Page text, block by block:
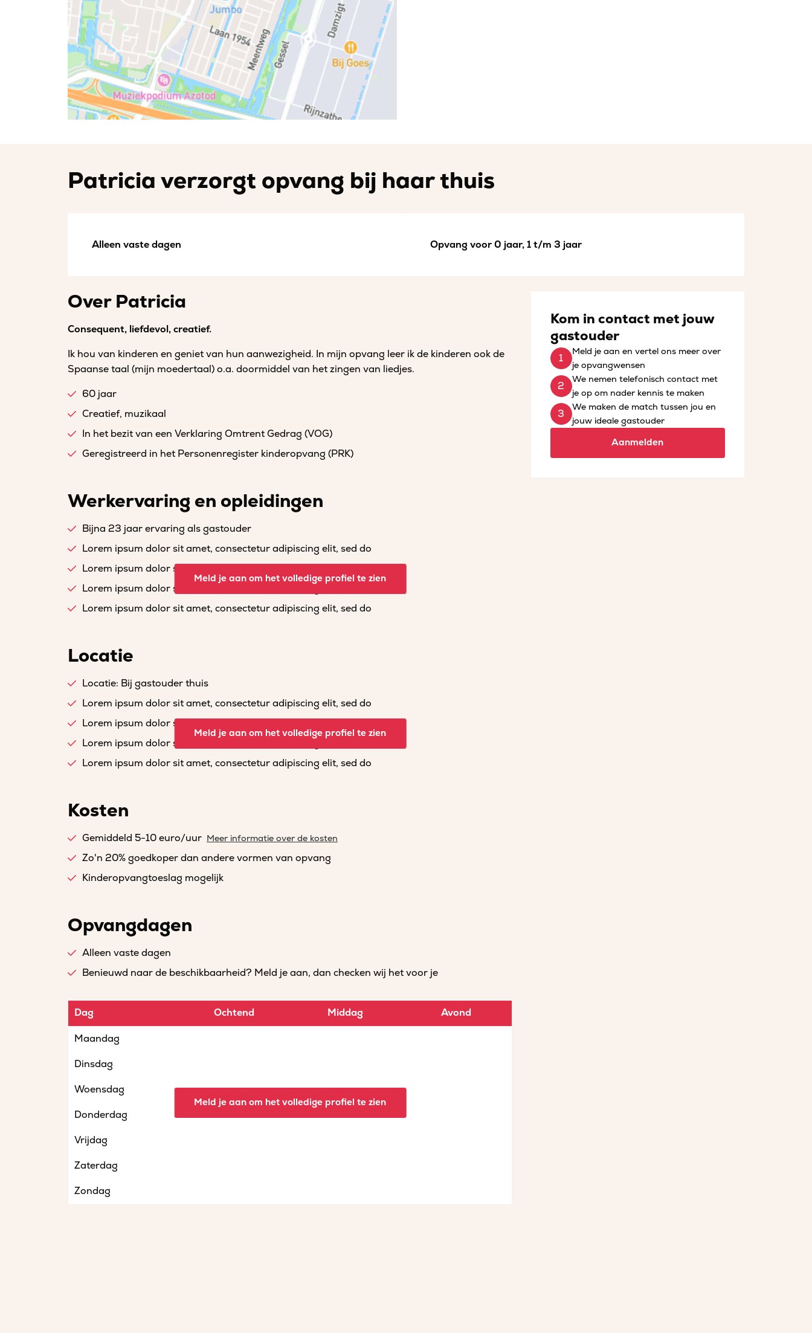
Patricia verzorgt opvang bij haar thuis
Alleen vaste dagen Opvang voor 0 jaar, 1 t/m 3 jaar
Over Patricia
Consequent, liefdevol, creatief.
Ik hou van kinderen en geniet van hun aanwezigheid. In mijn opvang leer ik de kinderen ook de
Spaanse taal (mijn moedertaal) o.a. doormiddel van het zingen van liedjes.
60 jaar
Creatief, muzikaal
In het bezit van een Verklaring Omtrent Gedrag (VOG)
Geregistreerd in het Personenregister kinderopvang (PRK)
Kom in contact met jouw
gastouder
Meld je aan en vertel ons meer over
je opvangwensen
We nemen telefonisch contact met
je op om nader kennis te maken
We maken de match tussen jou en
jouw ideale gastouder
Aanmelden
Werkervaring en opleidingen
Bijna 23 jaar ervaring als gastouder
Lorem ipsum dolor sit amet, consectetur adipiscing elit, sed do
Lorem ipsum dolor sit amet, consectetur adipiscing elit, sed do
Lorem ipsum dolor sit amet, consectetur adipiscing elit, sed do
Lorem ipsum dolor sit amet, consectetur adipiscing elit, sed do
Meld je aan om het volledige profiel te zien
Locatie
Locatie: Bij gastouder thuis
Lorem ipsum dolor sit amet, consectetur adipiscing elit, sed do
Lorem ipsum dolor sit amet, consectetur adipiscing elit, sed do
Lorem ipsum dolor sit amet, consectetur adipiscing elit, sed do
Lorem ipsum dolor sit amet, consectetur adipiscing elit, sed do
Meld je aan om het volledige profiel te zien
Kosten
Gemiddeld 5-10 euro/uur Meer informatie over de kosten
Zo'n 20% goedkoper dan andere vormen van opvang
Kinderopvangtoeslag mogelijk
Opvangdagen
Alleen vaste dagen
Benieuwd naar de beschikbaarheid? Meld je aan, dan checken wij het voor je
Dag Ochtend Middag Avond
Maandag
Dinsdag
Woensdag
Donderdag
Vrijdag
Zaterdag
Zondag
Meld je aan om het volledige profiel te zien